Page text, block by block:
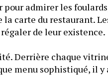
admirer les
carte du restaurant.
de leur existence.
Derrière chaque
menu sophistiqué, il y